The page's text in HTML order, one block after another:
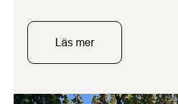
förståelse.
Läs mer